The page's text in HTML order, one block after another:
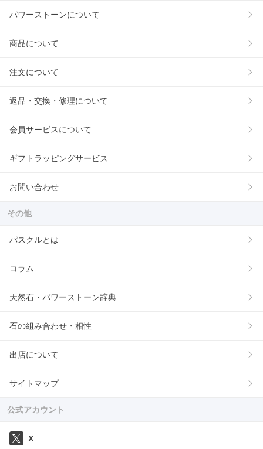
パワーストーンについて
商品について
注文について
返品・交換・修理について
会員サービスについて
ギフトラッピングサービス
お問い合わせ
その他
パスクルとは
コラム
天然石・パワーストーン辞典
石の組み合わせ・相性
出店について
サイトマップ
公式アカウント
X